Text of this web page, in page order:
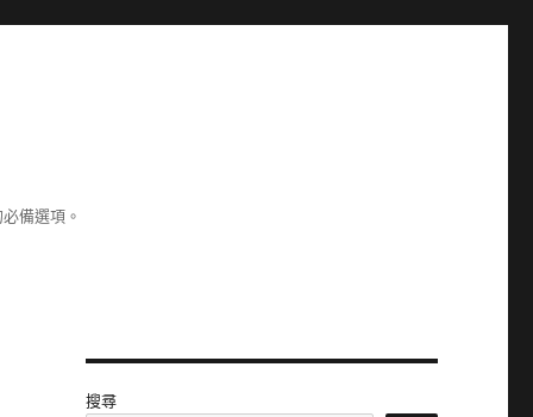
備選項。
搜尋